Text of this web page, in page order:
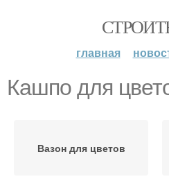
главная
Кашпо для
Вазон для цветов